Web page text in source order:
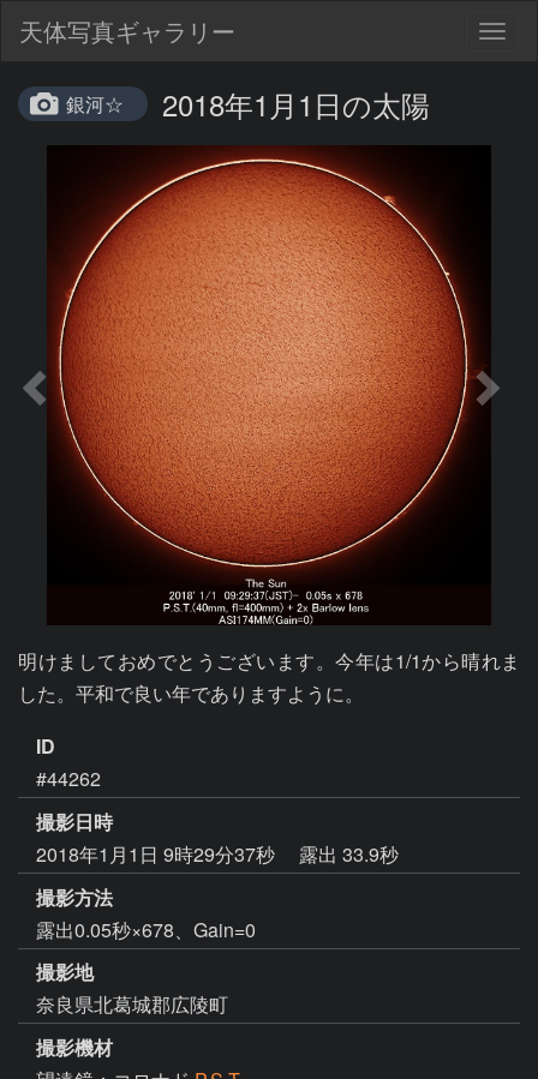
天体写真ギャラリー
銀河☆ 2018年1月1日の太陽
明けましておめでとうございます。今年は1/1から晴れま
した。平和で良い年でありますように。
ID
#44262
撮影日時
2018年1月1日 9時29分37秒
露出 33.9秒
撮影方法
露出0.05秒×678、Gain=0
撮影地
奈良県北葛城郡広陵町
撮影機材